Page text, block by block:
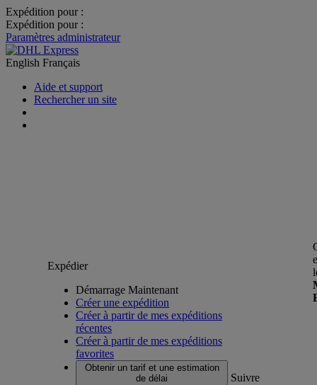
Expédition pour :
Expédition pour :
Paramètres administrateur
English Français
Aide et support
Rechercher un site
Expédier
Démarrage Maintenant
Créer une expédition
Créer à partir de mes expéditions
récentes
Créer à partir de mes expéditions
favorites
Obtenir un tarif et une estimation
de délai
Suivre